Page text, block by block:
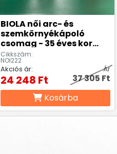
BIOLA női arc- és
szemkörnyékápoló
csomag - 35 éves kor
felett
Cikkszám:
NOI222
Akciós ár:
24 248 Ft
Ár
37 305 Ft
Kosárba